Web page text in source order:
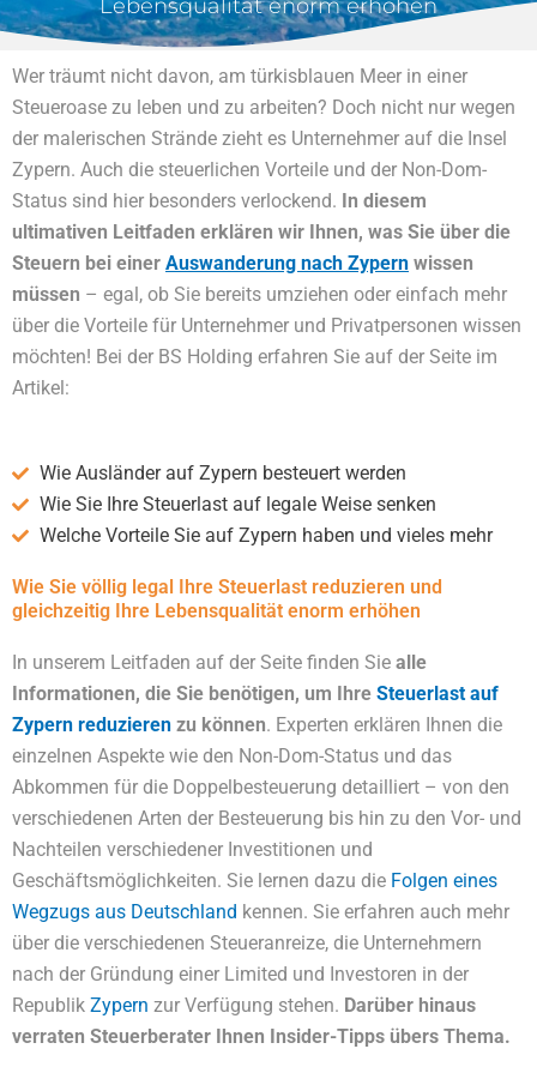
Lebensqualität enorm erhöhen
Wer träumt nicht davon, am türkisblauen Meer in einer
Steueroase zu leben und zu arbeiten? Doch nicht nur wegen
der malerischen Strände zieht es Unternehmer auf die Insel
Zypern. Auch die steuerlichen Vorteile und der Non-Dom-
Status sind hier besonders verlockend. In diesem
ultimativen Leitfaden erklären wir Ihnen, was Sie über die
Steuern bei einer Auswanderung nach Zypern wissen
müssen – egal, ob Sie bereits umziehen oder einfach mehr
über die Vorteile für Unternehmer und Privatpersonen wissen
möchten! Bei der BS Holding erfahren Sie auf der Seite im
Artikel:
Wie Ausländer auf Zypern besteuert werden
Wie Sie Ihre Steuerlast auf legale Weise senken
Welche Vorteile Sie auf Zypern haben und vieles mehr
Wie Sie völlig legal Ihre Steuerlast reduzieren und
gleichzeitig Ihre Lebensqualität enorm erhöhen
In unserem Leitfaden auf der Seite finden Sie alle
Informationen, die Sie benötigen, um Ihre Steuerlast auf
Zypern reduzieren zu können. Experten erklären Ihnen die
einzelnen Aspekte wie den Non-Dom-Status und das
Abkommen für die Doppelbesteuerung detailliert – von den
verschiedenen Arten der Besteuerung bis hin zu den Vor- und
Nachteilen verschiedener Investitionen und
Geschäftsmöglichkeiten. Sie lernen dazu die Folgen eines
Wegzugs aus Deutschland kennen. Sie erfahren auch mehr
über die verschiedenen Steueranreize, die Unternehmern
nach der Gründung einer Limited und Investoren in der
Republik Zypern zur Verfügung stehen. Darüber hinaus
verraten Steuerberater Ihnen Insider-Tipps übers Thema.